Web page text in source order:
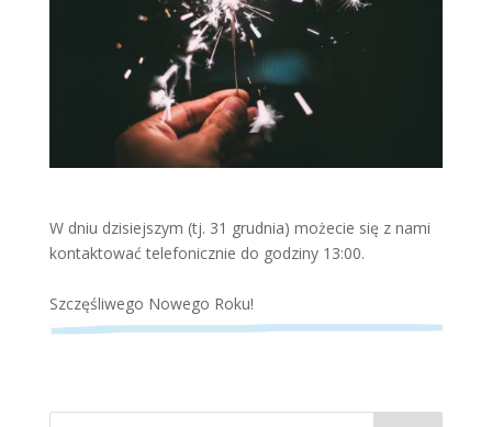
W dniu dzisiejszym (tj. 31 grudnia) możecie się z nami
kontaktować telefonicznie do godziny 13:00.
Szczęśliwego Nowego Roku!